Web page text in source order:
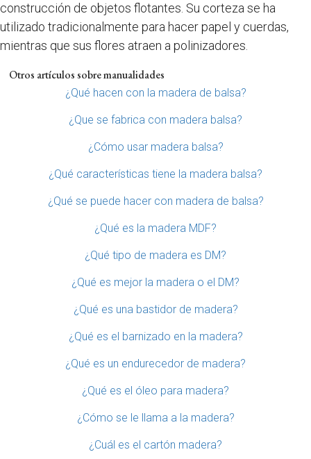
construcción de objetos flotantes. Su corteza se ha
utilizado tradicionalmente para hacer papel y cuerdas,
mientras que sus flores atraen a polinizadores.
Otros artículos sobre manualidades
¿Qué hacen con la madera de balsa?
¿Que se fabrica con madera balsa?
¿Cómo usar madera balsa?
¿Qué características tiene la madera balsa?
¿Qué se puede hacer con madera de balsa?
¿Qué es la madera MDF?
¿Qué tipo de madera es DM?
¿Qué es mejor la madera o el DM?
¿Qué es una bastidor de madera?
¿Qué es el barnizado en la madera?
¿Qué es un endurecedor de madera?
¿Qué es el óleo para madera?
¿Cómo se le llama a la madera?
¿Cuál es el cartón madera?